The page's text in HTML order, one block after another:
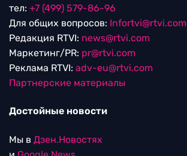
тел: +7 (499) 579-86-96
Для общих вопросов: Infortvi@rtvi.com
Редакция RTVI: news@rtvi.com
Маркетинг/PR: pr@rtvi.com
Реклама RTVI: adv-eu@rtvi.com
Партнерские материалы
Достойные новости
Мы в Дзен.Новостях